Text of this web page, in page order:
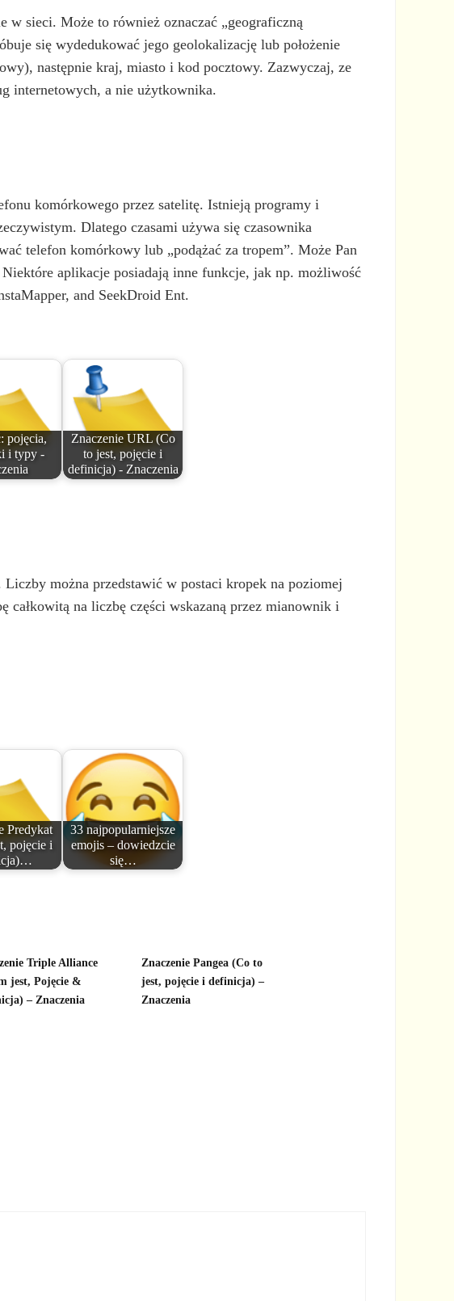
sieci. Może to również oznaczać „geograficzną
się wydedukować jego geolokalizację lub położenie
następnie kraj, miasto i kod pocztowy. Zazwyczaj, ze
internetowych, a nie użytkownika.
komórkowego przez satelitę. Istnieją programy i
Dlatego czasami używa się czasownika
telefon komórkowy lub „podążać za tropem”. Może Pan
aplikacje posiadają inne funkcje, jak np. możliwość
and SeekDroid Ent.
pojęcia,
i typy -
Znaczenie URL (Co
to jest, pojęcie i
definicja) - Znaczenia
można przedstawić w postaci kropek na poziomej
na liczbę części wskazaną przez mianownik i
Predykat
pojęcie i
33 najpopularniejsze
emojis – dowiedzcie
się…
Triple Alliance
jest, Pojęcie &
– Znaczenia
Znaczenie Pangea (Co to
jest, pojęcie i definicja) –
Znaczenia